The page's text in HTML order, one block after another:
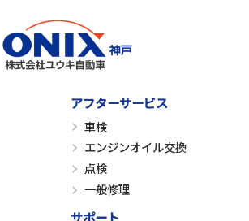
アフターサービス
車検
エンジンオイル交換
点検
一般修理
サポート